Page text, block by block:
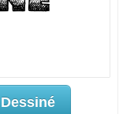
Dessiné